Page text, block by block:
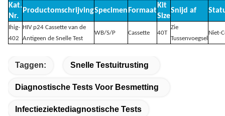
Kat.
Nr.
ProductomschrijvingSpecimen Formaat
Kit
Size
Snijd af
Ihig-
402
HIV p24 Cassette van de
Antigeen de Snelle Test
WB/S/P Cassette 40T
Zie
Tussenvoegsel
Niet-
Taggen: Snelle Testuitrusting
Diagnostische Tests Voor Besmetting
Infectieziektediagnostische Tests